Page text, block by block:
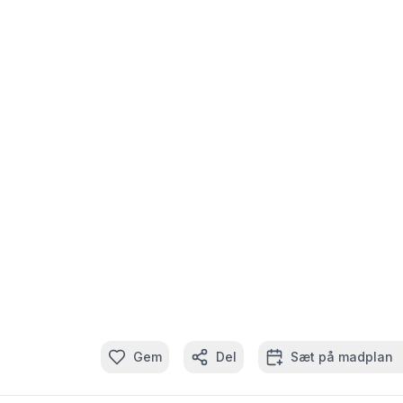
Gem Del Sæt på madplan